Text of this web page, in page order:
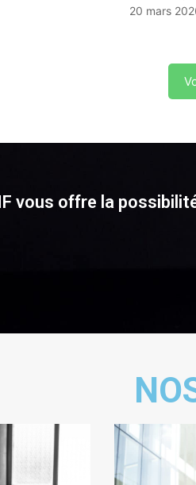
20 mars
vous offre la